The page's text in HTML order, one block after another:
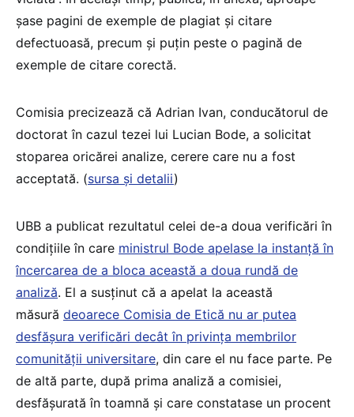
șase pagini de exemple de plagiat și citare
defectuoasă, precum și puțin peste o pagină de
exemple de citare corectă.
Comisia precizează că Adrian Ivan, conducătorul de
doctorat în cazul tezei lui Lucian Bode, a solicitat
stoparea oricărei analize, cerere care nu a fost
acceptată. (sursa și detalii)
UBB a publicat rezultatul celei de-a doua verificări în
condițiile în care ministrul Bode apelase la instanță în
încercarea de a bloca această a doua rundă de
analiză. El a susținut că a apelat la această
măsură deoarece Comisia de Etică nu ar putea
desfășura verificări decât în privința membrilor
comunității universitare, din care el nu face parte. Pe
de altă parte, după prima analiză a comisiei,
desfășurată în toamnă și care constatase un procent